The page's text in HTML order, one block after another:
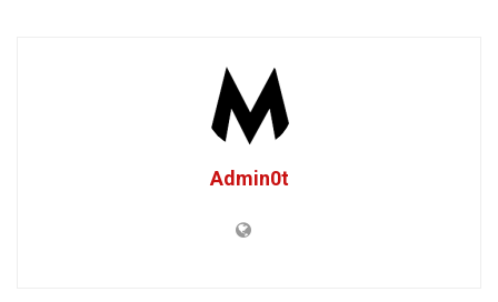
Admin0t